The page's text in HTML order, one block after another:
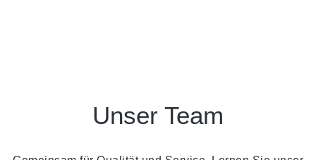
Unser Team